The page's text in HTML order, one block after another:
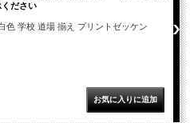
ださい
色 学校 道場 揃え プリントゼッケン